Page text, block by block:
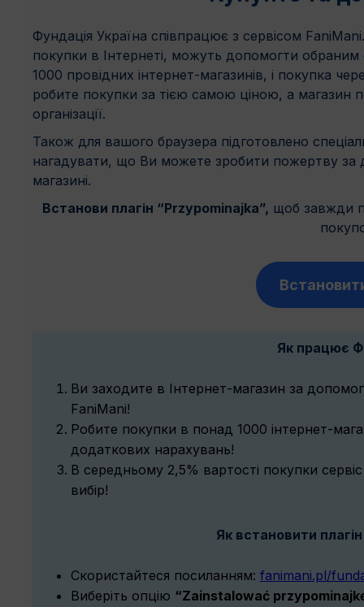
Фундація Україна співпрацює з сервісом
покупки в Інтернеті, можуть допомогти обраним
1000 провідних інтернет-магазинів, і покупка
робите покупки за тією самою ціною, а магазин
організації.
Також для вашого браузера підготовлено
нагадувати, що Ви можете зробити пожертву за
магазині.
Встанови плагін “Przypominajka”, щоб завжди
Як працює
Ви заходите в Інтернет-магазин за
FaniMani!
Робите покупки в понад 1000 інтернет-
додаткових нарахувань!
В середньому 2,5% вартості покупки
вибір!
Як встановити
Скористайтеся посиланням: fanimani.pl/
Виберіть опцію “Zainstalować